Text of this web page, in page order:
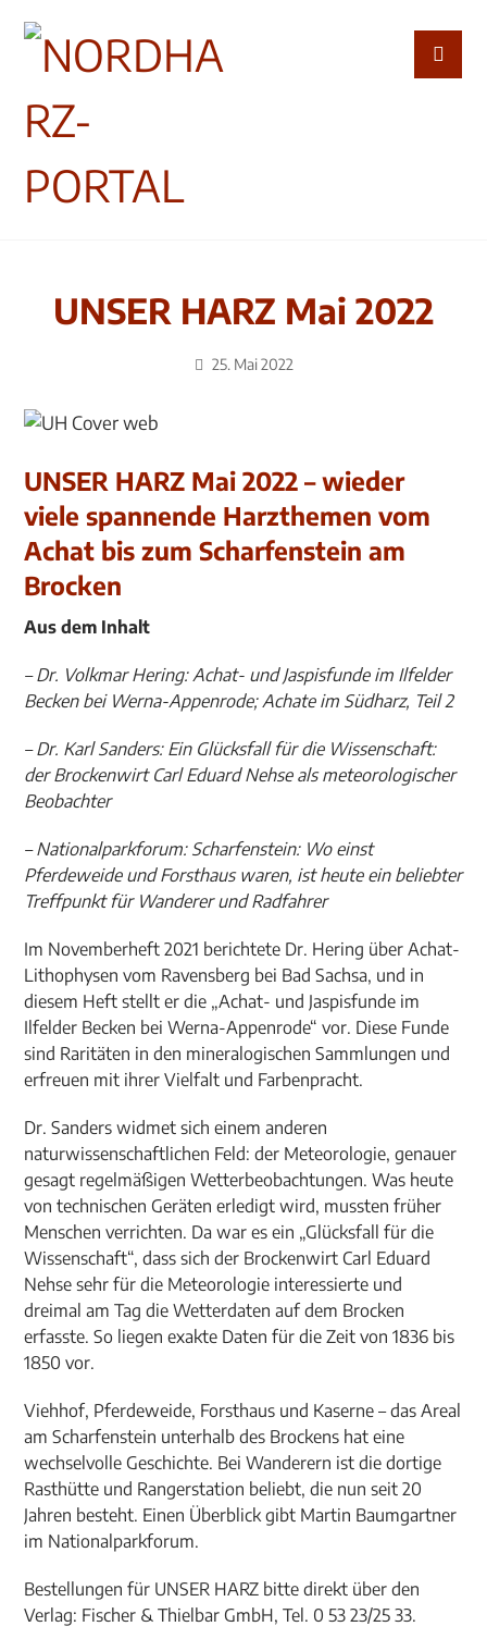
UNSER HARZ Mai 2022
25. Mai 2022
UNSER HARZ Mai 2022 – wieder
viele spannende Harzthemen vom
Achat bis zum Scharfenstein am
Brocken
Aus dem Inhalt
– Dr. Volkmar Hering: Achat- und Jaspisfunde im Ilfelder
Becken bei Werna-Appenrode; Achate im Südharz, Teil 2
– Dr. Karl Sanders: Ein Glücksfall für die Wissenschaft:
der Brockenwirt Carl Eduard Nehse als meteorologischer
Beobachter
– Nationalparkforum: Scharfenstein: Wo einst
Pferdeweide und Forsthaus waren, ist heute ein beliebter
Treffpunkt für Wanderer und Radfahrer
Im Novemberheft 2021 berichtete Dr. Hering über Achat-
Lithophysen vom Ravensberg bei Bad Sachsa, und in
diesem Heft stellt er die „Achat- und Jaspisfunde im
Ilfelder Becken bei Werna-Appenrode“ vor. Diese Funde
sind Raritäten in den mineralogischen Sammlungen und
erfreuen mit ihrer Vielfalt und Farbenpracht.
Dr. Sanders widmet sich einem anderen
naturwissenschaftlichen Feld: der Meteorologie, genauer
gesagt regelmäßigen Wetterbeobachtungen. Was heute
von technischen Geräten erledigt wird, mussten früher
Menschen verrichten. Da war es ein „Glücksfall für die
Wissenschaft“, dass sich der Brockenwirt Carl Eduard
Nehse sehr für die Meteorologie interessierte und
dreimal am Tag die Wetterdaten auf dem Brocken
erfasste. So liegen exakte Daten für die Zeit von 1836 bis
1850 vor.
Viehhof, Pferdeweide, Forsthaus und Kaserne – das Areal
am Scharfenstein unterhalb des Brockens hat eine
wechselvolle Geschichte. Bei Wanderern ist die dortige
Rasthütte und Rangerstation beliebt, die nun seit 20
Jahren besteht. Einen Überblick gibt Martin Baumgartner
im Nationalparkforum.
Bestellungen für UNSER HARZ bitte direkt über den
Verlag: Fischer & Thielbar GmbH, Tel. 0 53 23/25 33.